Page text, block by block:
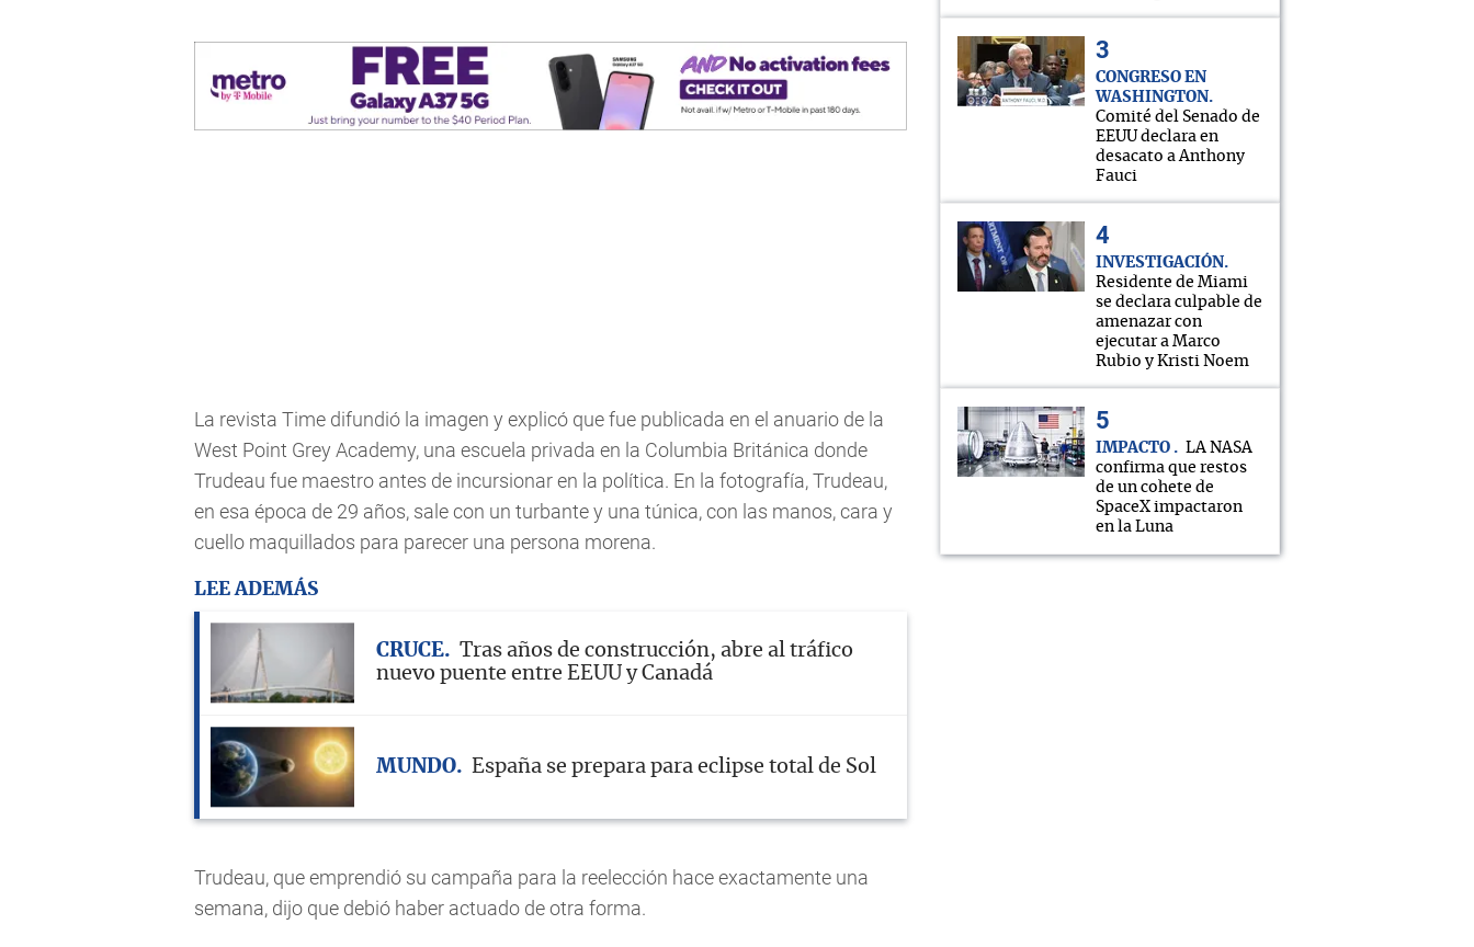
La revista Time difundió la imagen y explicó que fue publicada en el anuario de la
West Point Grey Academy, una escuela privada en la Columbia Británica donde
Trudeau fue maestro antes de incursionar en la política. En la fotografía, Trudeau,
en esa época de 29 años, sale con un turbante y una túnica, con las manos, cara y
cuello maquillados para parecer una persona morena.
LEE ADEMÁS
CRUCE
Tras años de construcción, abre al tráfico
nuevo puente entre EEUU y Canadá
MUNDO España se prepara para eclipse total de Sol
Trudeau, que emprendió su campaña para la reelección hace exactamente una
semana, dijo que debió haber actuado de otra forma.
CONGRESO EN
WASHINGTON
Comité del Senado de
EEUU declara en
desacato a Anthony
Fauci
INVESTIGACIÓN
Residente de Miami
se declara culpable de
amenazar con
ejecutar a Marco
Rubio y Kristi Noem
IMPACTO
LA NASA
confirma que restos
de un cohete de
SpaceX impactaron
en la Luna